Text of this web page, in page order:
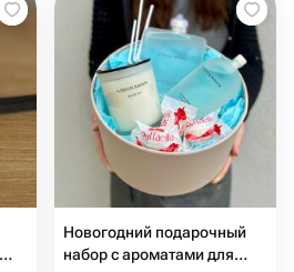
Новогодний подарочный
набор с ароматами для